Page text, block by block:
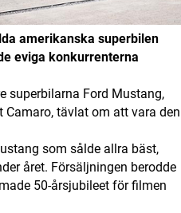
Nyhetsbrev
Det här är vi
Arbeta för oss
amerikanska superbilen
eviga konkurrenterna
superbilarna Ford Mustang,
Camaro, tävlat om att vara den
som sålde allra bäst,
året. Försäljningen berodde
50-årsjubileet för filmen